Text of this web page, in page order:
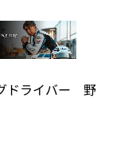
ドライバー 野